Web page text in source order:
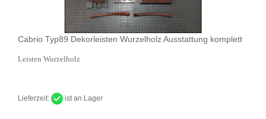
Cabrio Typ89 Dekorleisten Wurzelholz Ausstattung komplett
Leisten Wurzelholz
Lieferzeit: ist an Lager